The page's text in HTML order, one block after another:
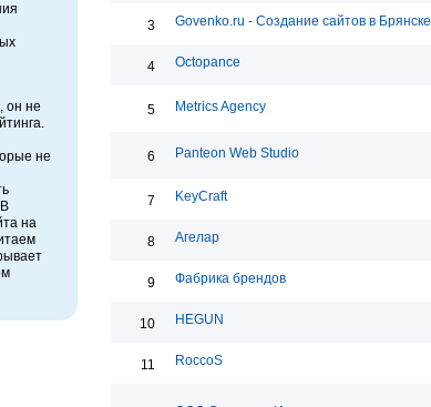
он не
не
на
3 Govenko.ru - Создание сайтов в Брянске
4 Octopance
5 Metrics Agency
6 Panteon Web Studio
7 KeyCraft
8 Агелар
9 Фабрика брендов
10 HEGUN
11 RoccoS